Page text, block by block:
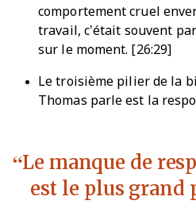
comportement cruel
travail, c’était souvent
sur le moment. [26:29]
Le troisième pilier de la
Thomas parle est la
Le manque de
est le plus grand